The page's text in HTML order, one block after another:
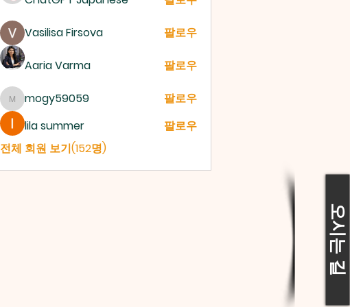
Vasilisa Firsova 팔로우
Aaria Varma 팔로우
mogy59059
mogy59059
팔로우
lila summer
팔로우
전체 회원 보기(152명)
오시는 길